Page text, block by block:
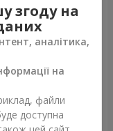
з 9 білих троянд
згоду на
аналітика,
на
файли
доступна